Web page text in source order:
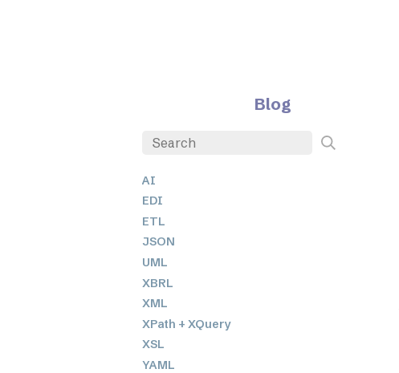
Blog
AI
EDI
ETL
JSON
UML
XBRL
XML
XPath + XQuery
XSL
YAML